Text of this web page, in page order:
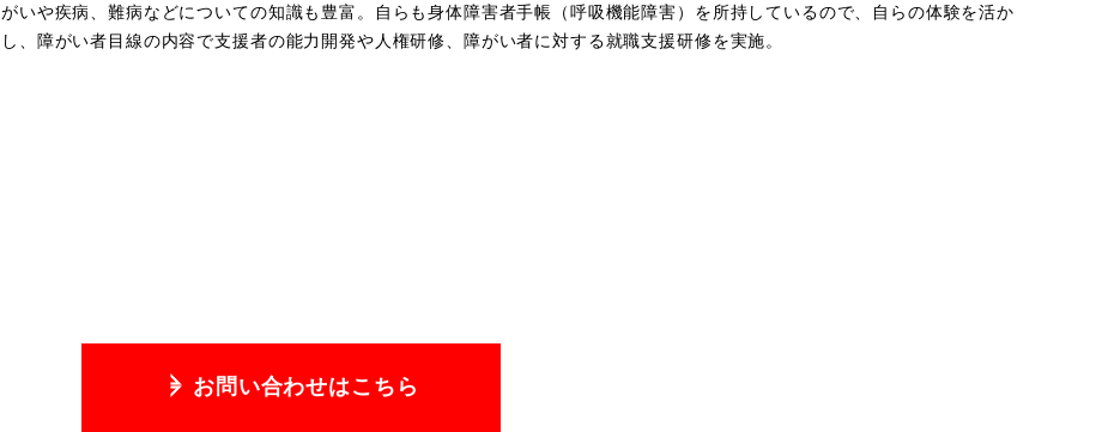
がいや疾病、難病などについての知識も豊富。自らも身体障害者手帳（呼吸機能障害）を所持しているので、自らの体験を活か
し、障がい者目線の内容で支援者の能力開発や人権研修、障がい者に対する就職支援研修を実施。
お問い合わせはこちら